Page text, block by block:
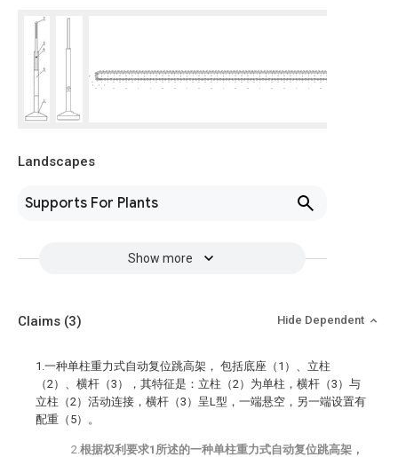
Landscapes
Supports For Plants
Show more
Claims (3) Hide Dependent
1.一种单柱重力式自动复位跳高架， 包括底座（1）、立柱
（2）、横杆（3），其特征是：立柱（2）为单柱，横杆（3）与
立柱（2）活动连接，横杆（3）呈L型，一端悬空，另一端设置有
配重（5）。
2.根据权利要求1所述的一种单柱重力式自动复位跳高架，